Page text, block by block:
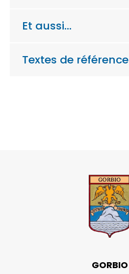
Et aussi…
Textes de référence
GORBIO